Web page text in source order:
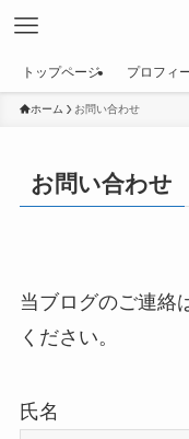
トップページ プロフィ
ホーム お問い合わせ
お問い合わせ
当ブログのご連絡
ください。
氏名